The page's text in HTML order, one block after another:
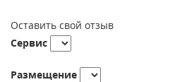
Оставить свой отзыв
Сервис
Размещение